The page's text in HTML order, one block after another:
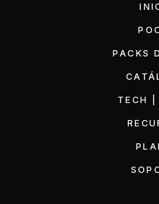
PACKS
TECH |